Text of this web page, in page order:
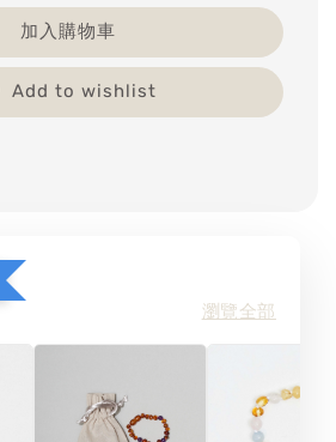
加入購物車
Add to wishlist
瀏覽全部